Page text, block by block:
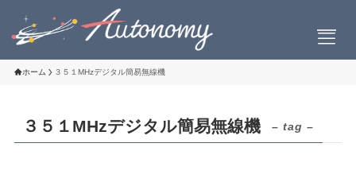
会社案内
ホーム ３５１MHzデジタル簡易無線機
３５１MHzデジタル簡易無線機 – tag –